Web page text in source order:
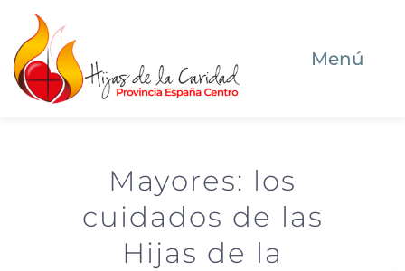
Saltar
contenido
Menú
Quiénes somos
Dónde estamos
Mayores: los
cuidados de las
Hijas de la